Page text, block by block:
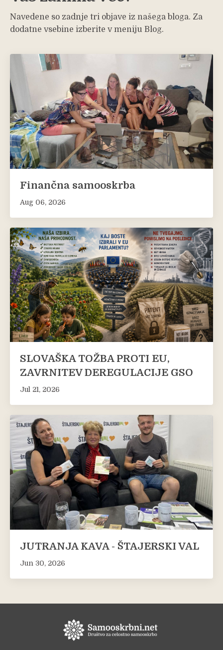
Navedene so zadnje tri objave iz našega bloga. Za
dodatne vsebine izberite v meniju Blog.
Finančna samooskrba
Aug 06, 2026
SLOVAŠKA TOŽBA PROTI EU,
ZAVRNITEV DEREGULACIJE GSO
Jul 21, 2026
JUTRANJA KAVA - ŠTAJERSKI VAL
Jun 30, 2026